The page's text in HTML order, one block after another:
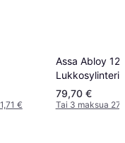
€
Assa Abloy
Lukkosylinteri
Avaimilla
79,70 €
Tai 3 maksua